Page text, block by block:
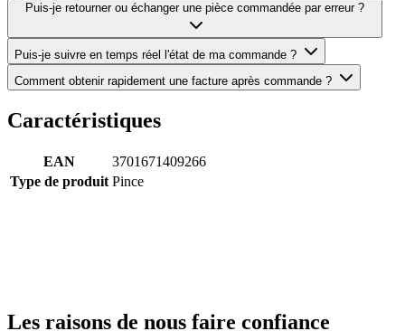
Puis-je retourner ou échanger une pièce commandée par erreur ?
Puis-je suivre en temps réel l'état de ma commande ?
Comment obtenir rapidement une facture après commande ?
Caractéristiques
EAN
3701671409266
Type de produit Pince
Les raisons de nous faire confiance